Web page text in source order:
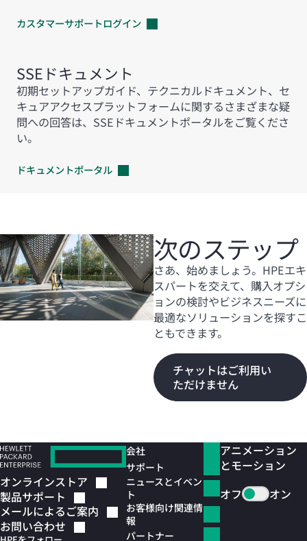
カスタマーサポートログイン
SSEドキュメント
初期セットアップガイド、テクニカルドキュメント、セ
キュアアクセスプラットフォームに関するさまざまな疑
問への回答は、SSEドキュメントポータルをご覧くださ
い。
ドキュメントポータル
次のステップ
さあ、始めましょう。HPEエキ
スパートを交えて、購入オプシ
ョンの検討やビジネスニーズに
最適なソリューションを探すこ
ともできます。
チャットはご利用い
ただけません
オンラインストア
製品サポート
メールによるご案内
お問い合わせ
会社
サポート
ニュースとイベン
ト
お客様向け関連情
報
パートナー
アニメーション
とモーション
オフ
オン